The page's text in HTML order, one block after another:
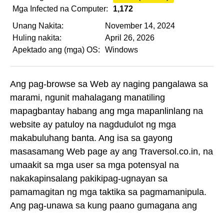
Mga Infected na Computer:
1,172
Unang Nakita:
November 14, 2024
Huling nakita:
April 26, 2026
Apektado ang (mga) OS:
Windows
Ang pag-browse sa Web ay naging pangalawa sa
marami, ngunit mahalagang manatiling
mapagbantay habang ang mga mapanlinlang na
website ay patuloy na nagdudulot ng mga
makabuluhang banta. Ang isa sa gayong
masasamang Web page ay ang Traversol.co.in, na
umaakit sa mga user sa mga potensyal na
nakakapinsalang pakikipag-ugnayan sa
pamamagitan ng mga taktika sa pagmamanipula.
Ang pag-unawa sa kung paano gumagana ang